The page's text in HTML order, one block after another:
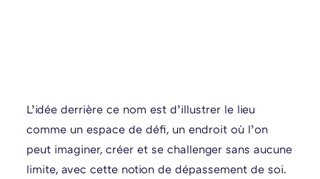
L’idée derrière ce nom est d’illustrer le lieu
comme un espace de défi, un endroit où l’on
peut imaginer, créer et se challenger sans aucune
limite, avec cette notion de dépassement de soi.